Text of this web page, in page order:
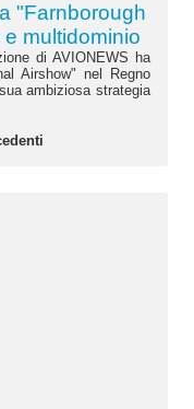
"Farnborough
multidominio
di AVIONEWS ha
Airshow" nel Regno
ambiziosa strategia